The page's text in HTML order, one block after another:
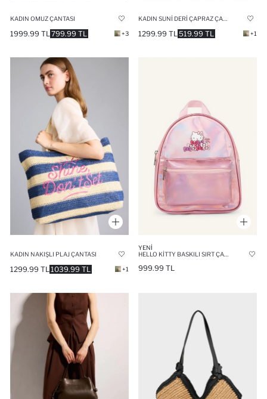
KADIN OMUZ ÇANTASI
799.99 TL
1999.99 TL +3 519.99 TL
1299.99 TL +1
KADIN NAKIŞLI PLAJ ÇANTASI
1039.99 TL
1299.99 TL +1
YENI
999.99 TL